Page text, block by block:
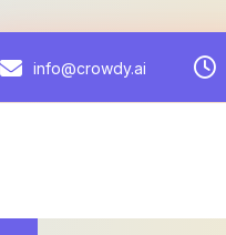
info@crowdy.ai